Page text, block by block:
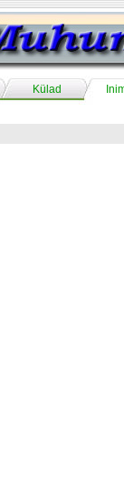
Külad